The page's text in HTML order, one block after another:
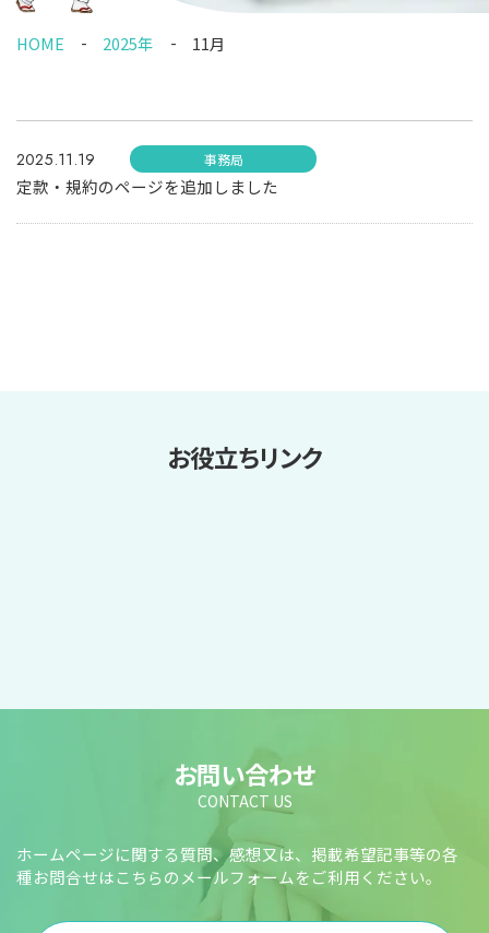
HOME 2025年 11月
2025.11.19 事務局
定款・規約のページを追加しました
お役立ちリンク
お問い合わせ
CONTACT US
ホームページに関する質問、感想又は、掲載希望記事等の各
種お問合せはこちらのメールフォームをご利用ください。